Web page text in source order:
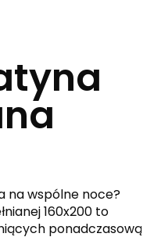
na wspólne noce?
160x200 to
ponadczasową